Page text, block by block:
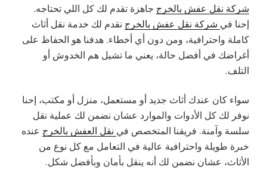
شركة نقل عفش بالخرج جاهزة تقدم لك كل اللي تحتاجه.
إحنا في شركة نقل عفش بالخرج نقدم لك خدمة نقل أثاث
كاملة واحترافية، ومن دون أي أخطاء. هدفنا هو الحفاظ على
أغراضك في أفضل حالة، يعني ما تشيل هم الخدوش أو
التلف.
سواء كان عندك أثاث جديد أو مستعمل، منزل أو مكتب، إحنا
نوفر لك كل الأدوات والموارد عشان نضمن لك عملية نقل
سلسة وآمنة. فريقنا المتخصص في نقل العفش بالخرج عنده
خبرة طويلة واحترافية عالية في التعامل مع كل نوع من
الأثاث، عشان نضمن لك أنه ينقل بأمان وبأفضل شكل.